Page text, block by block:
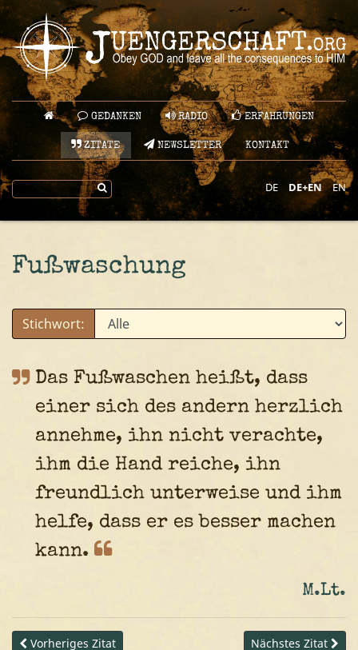
GEDANKEN RADIO ERFAHRUNGEN
ZITATE NEWSLETTER KONTAKT
DE DE+EN EN
Fußwaschung
Stichwort:
Das Fußwaschen heißt, dass
einer sich des andern herzlich
annehme, ihn nicht verachte,
ihm die Hand reiche, ihn
freundlich unterweise und ihm
helfe, dass er es besser machen
kann.
M.Lt.
Vorheriges Zitat Nächstes Zitat